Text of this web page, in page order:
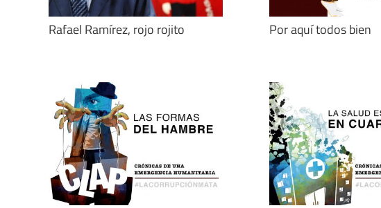
Rafael Ramírez, rojo rojito Por aquí todos bien